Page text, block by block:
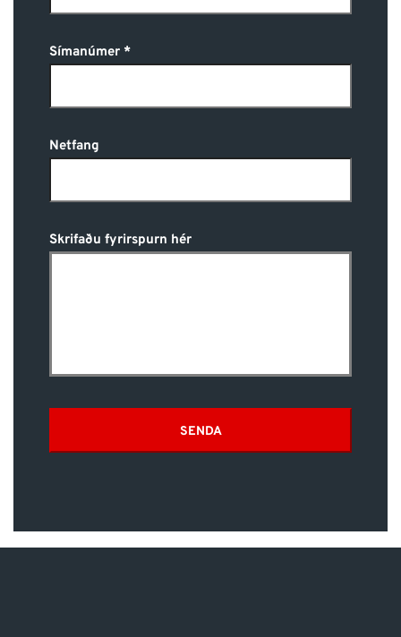
Símanúmer
Netfang
Skrifaðu fyrirspurn hér
SENDA